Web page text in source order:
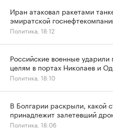
Иран атаковал ракетами
эмиратской
Политика, 18:12
Российские военные ударили
целям в портах Николаев и
Политика, 18:10
В Болгарии раскрыли, какой
принадлежит залетевший
Политика, 18:06